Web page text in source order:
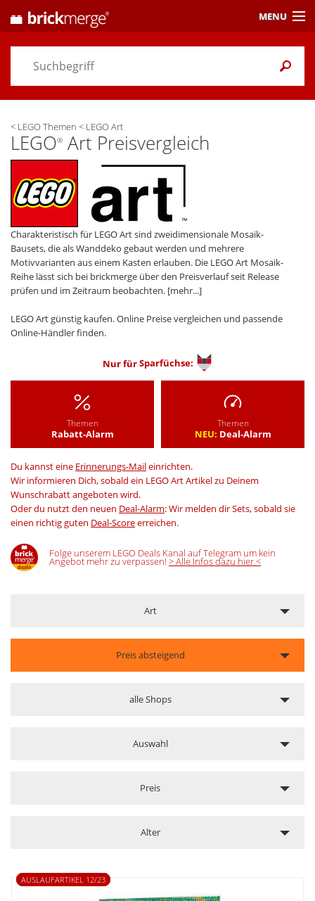
< LEGO Themen < LEGO Art
LEGO® Art Preisvergleich
Charakteristisch für LEGO Art sind zweidimensionale Mosaik-
Bausets, die als Wanddeko gebaut werden und mehrere
Motivvarianten aus einem Kasten erlauben. Die LEGO Art Mosaik-
Reihe lässt sich bei brickmerge über den Preisverlauf seit Release
prüfen und im Zeitraum beobachten. [mehr...]
LEGO Art günstig kaufen. Online Preise vergleichen und passende
Online-Händler finden.
Nur fürSparfüchse:
Themen
Rabatt-Alarm
Themen
NEU: Deal-Alarm
Du kannst eine Erinnerungs-Maileinrichten.
Wir informieren Dich, sobald ein LEGO Art Artikel zu Deinem
Wunschrabatt angeboten wird.
Oder du nutzt den neuen Deal-Alarm: Wir melden dir Sets, sobald sie
einen richtig guten Deal-Scoreerreichen.
Folge unserem LEGO Deals Kanal auf Telegram um kein
Angebot mehr zu verpassen! > Alle Infos dazu hier <
Art
Preis absteigend
alle Shops
Auswahl
Preis
Alter
AUSLAUFARTIKEL 12/23
MENU
Preisvergleich
Themen/ Händler
Alarme& Wunschlisten
Einstellungen